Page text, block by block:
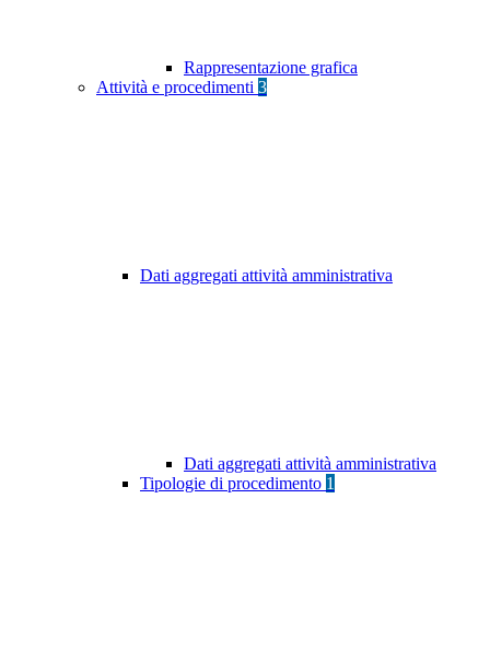
Rappresentazione grafica
Attività e procedimenti 3
Dati aggregati attività amministrativa
Dati aggregati attività amministrativa
Tipologie di procedimento 1